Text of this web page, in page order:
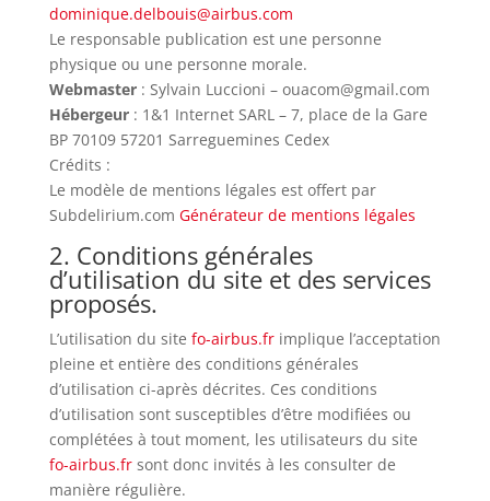
dominique.delbouis@airbus.com
Le responsable publication est une personne
physique ou une personne morale.
Webmaster: Sylvain Luccioni – ouacom@gmail.com
Hébergeur: 1&1 Internet SARL – 7, place de la Gare
BP 70109 57201 Sarreguemines Cedex
Crédits :
Le modèle de mentions légales est offert par
Subdelirium.com Générateur de mentions légales
2. Conditions générales
d’utilisation du site et des services
proposés.
L’utilisation du site fo-airbus.frimplique l’acceptation
pleine et entière des conditions générales
d’utilisation ci-après décrites. Ces conditions
d’utilisation sont susceptibles d’être modifiées ou
complétées à tout moment, les utilisateurs du site
fo-airbus.frsont donc invités à les consulter de
manière régulière.